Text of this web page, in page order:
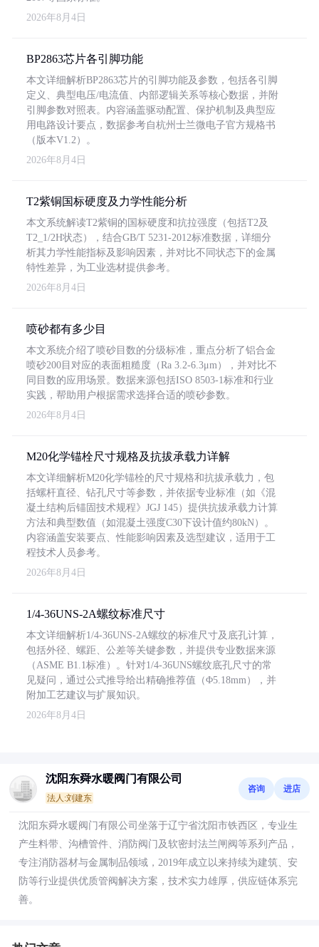
2026年8月4日
BP2863芯片各引脚功能
本文详细解析BP2863芯片的引脚功能及参数，包括各引脚
定义、典型电压/电流值、内部逻辑关系等核心数据，并附
引脚参数对照表。内容涵盖驱动配置、保护机制及典型应
用电路设计要点，数据参考自杭州士兰微电子官方规格书
（版本V1.2）。
2026年8月4日
T2紫铜国标硬度及力学性能分析
本文系统解读T2紫铜的国标硬度和抗拉强度（包括T2及
T2_1/2H状态），结合GB/T 5231-2012标准数据，详细分
析其力学性能指标及影响因素，并对比不同状态下的金属
特性差异，为工业选材提供参考。
2026年8月4日
喷砂都有多少目
本文系统介绍了喷砂目数的分级标准，重点分析了铝合金
喷砂200目对应的表面粗糙度（Ra 3.2-6.3μm），并对比不
同目数的应用场景。数据来源包括ISO 8503-1标准和行业
实践，帮助用户根据需求选择合适的喷砂参数。
2026年8月4日
M20化学锚栓尺寸规格及抗拔承载力详解
本文详细解析M20化学锚栓的尺寸规格和抗拔承载力，包
括螺杆直径、钻孔尺寸等参数，并依据专业标准（如《混
凝土结构后锚固技术规程》JGJ 145）提供抗拔承载力计算
方法和典型数值（如混凝土强度C30下设计值约80kN）。
内容涵盖安装要点、性能影响因素及选型建议，适用于工
程技术人员参考。
2026年8月4日
1/4-36UNS-2A螺纹标准尺寸
本文详细解析1/4-36UNS-2A螺纹的标准尺寸及底孔计算，
包括外径、螺距、公差等关键参数，并提供专业数据来源
（ASME B1.1标准）。针对1/4-36UNS螺纹底孔尺寸的常
见疑问，通过公式推导给出精确推荐值（Φ5.18mm），并
附加工艺建议与扩展知识。
2026年8月4日
沈阳东舜水暖阀门有限公司
法人:刘建东
咨询 进店
沈阳东舜水暖阀门有限公司坐落于辽宁省沈阳市铁西区，专业生
产生料带、沟槽管件、消防阀门及软密封法兰闸阀等系列产品，
专注消防器材与金属制品领域，2019年成立以来持续为建筑、安
防等行业提供优质管阀解决方案，技术实力雄厚，供应链体系完
善。